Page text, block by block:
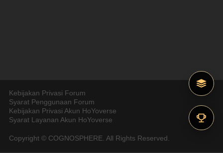
Kebijakan Privasi Forum
Syarat Penggunaan Forum
Kebijakan Privasi Akun HoYoverse
Syarat Layanan Akun HoYoverse
Copyright © COGNOSPHERE. All Rights Reserved.